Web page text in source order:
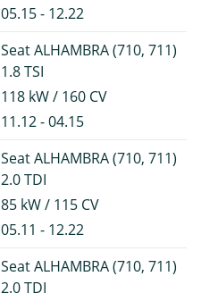
05.15 - 12.22
Seat ALHAMBRA (710, 711)
1.8 TSI
118 kW / 160 CV
11.12 - 04.15
Seat ALHAMBRA (710, 711)
2.0 TDI
85 kW / 115 CV
05.11 - 12.22
Seat ALHAMBRA (710, 711)
2.0 TDI